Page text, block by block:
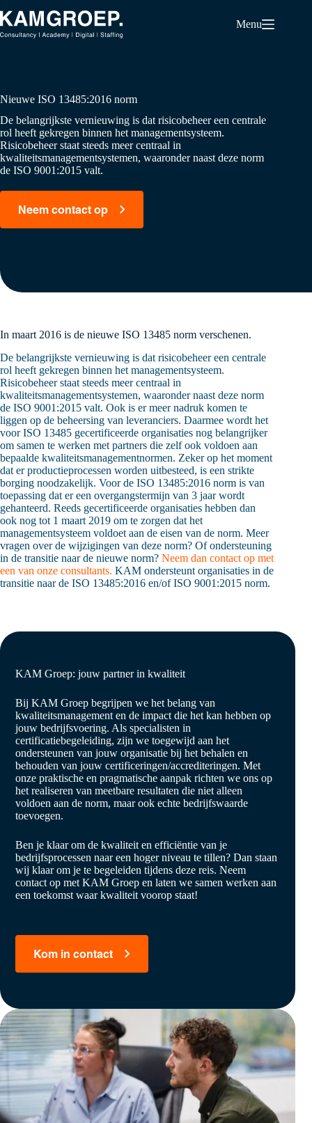
naar
de
Menu
Nieuwe ISO 13485:2016 norm
De belangrijkste vernieuwing is dat risicobeheer een centrale
rol heeft gekregen binnen het managementsysteem.
Risicobeheer staat steeds meer centraal in
kwaliteitsmanagementsystemen, waaronder naast deze norm
de ISO 9001:2015 valt.
Neem contact op
In maart 2016 is de nieuwe ISO 13485 norm verschenen.
De belangrijkste vernieuwing is dat risicobeheer een centrale
rol heeft gekregen binnen het managementsysteem.
Risicobeheer staat steeds meer centraal in
kwaliteitsmanagementsystemen, waaronder naast deze norm
de ISO 9001:2015 valt. Ook is er meer nadruk komen te
liggen op de beheersing van leveranciers. Daarmee wordt het
voor ISO 13485 gecertificeerde organisaties nog belangrijker
om samen te werken met partners die zelf ook voldoen aan
bepaalde kwaliteitsmanagementnormen. Zeker op het moment
dat er productieprocessen worden uitbesteed, is een strikte
borging noodzakelijk. Voor de ISO 13485:2016 norm is van
toepassing dat er een overgangstermijn van 3 jaar wordt
gehanteerd. Reeds gecertificeerde organisaties hebben dan
ook nog tot 1 maart 2019 om te zorgen dat het
managementsysteem voldoet aan de eisen van de norm. Meer
vragen over de wijzigingen van deze norm? Of ondersteuning
in de transitie naar de nieuwe norm? Neem dan contact op met
een van onze consultants. KAM ondersteunt organisaties in de
transitie naar de ISO 13485:2016 en/of ISO 9001:2015 norm.
KAM Groep: jouw partner in kwaliteit
Bij KAM Groep begrijpen we het belang van
kwaliteitsmanagement en de impact die het kan hebben op
jouw bedrijfsvoering. Als specialisten in
certificatiebegeleiding, zijn we toegewijd aan het
ondersteunen van jouw organisatie bij het behalen en
behouden van jouw certificeringen/accrediteringen. Met
onze praktische en pragmatische aanpak richten we ons op
het realiseren van meetbare resultaten die niet alleen
voldoen aan de norm, maar ook echte bedrijfswaarde
toevoegen.
Ben je klaar om de kwaliteit en efficiëntie van je
bedrijfsprocessen naar een hoger niveau te tillen? Dan staan
wij klaar om je te begeleiden tijdens deze reis. Neem
contact op met KAM Groep en laten we samen werken aan
een toekomst waar kwaliteit voorop staat!
Kom in contact